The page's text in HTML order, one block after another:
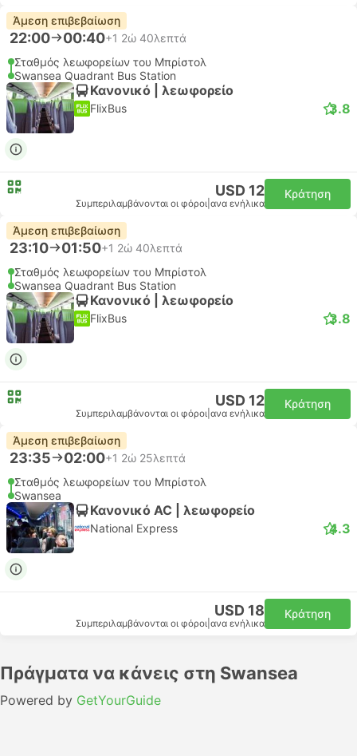
Άμεση επιβεβαίωση
22:00 00:40+1 2ώ 40λεπτά
Σταθμός λεωφορείων του Μπρίστολ
Swansea Quadrant Bus Station
Κανονικό | λεωφορείο
FlixBus 3.8
USD 12
Συμπεριλαμβάνονται οι φόροι ανα ενήλικα
Κράτηση
Άμεση επιβεβαίωση
23:10 01:50+1 2ώ 40λεπτά
Σταθμός λεωφορείων του Μπρίστολ
Swansea Quadrant Bus Station
Κανονικό | λεωφορείο
FlixBus 3.8
USD 12
Συμπεριλαμβάνονται οι φόροι ανα ενήλικα
Κράτηση
Άμεση επιβεβαίωση
23:35 02:00+1 2ώ 25λεπτά
Σταθμός λεωφορείων του Μπρίστολ
Swansea
Κανονικό AC | λεωφορείο
National Express 4.3
USD 18
Συμπεριλαμβάνονται οι φόροι ανα ενήλικα
Κράτηση
Πράγματα να κάνεις στη Swansea
Powered by GetYourGuide